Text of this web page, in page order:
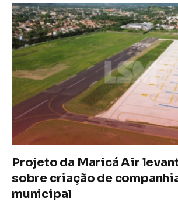
Projeto da Maricá Air
sobre criação de
municipal